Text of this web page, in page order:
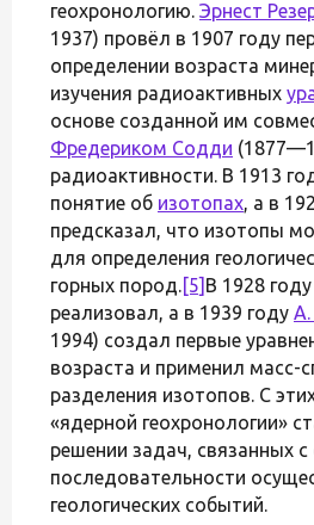
геохронологию. Эрнест
1937) провёл в 1907 году
определении возраста
изучения радиоактивных
основе созданной им
Фредериком Содди
радиоактивности. В 1913
понятие об изотопах, а в
предсказал, что изотопы
для определения
горных пород.[5] В 1928
реализовал, а в 1939 году
1994) создал первые
возраста и применил масс-
разделения изотопов. С
«ядерной геохронологии»
решении задач, связанных
последовательности
геологических событий.